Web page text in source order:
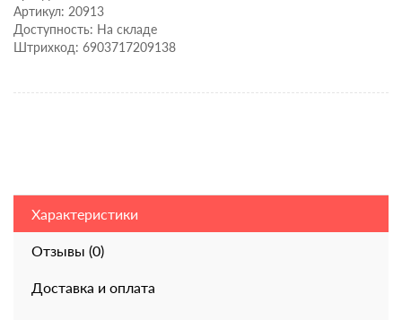
Артикул: 20913
Доступность: На складе
Штрихкод: 6903717209138
Характеристики
Отзывы (0)
Доставка и оплата